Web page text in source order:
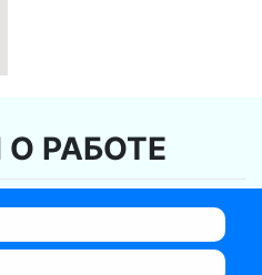
РАБОТЕ